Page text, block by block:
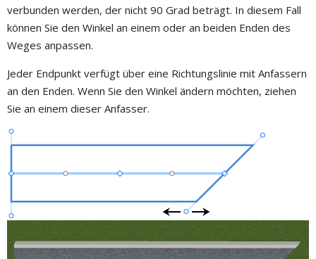
verbunden werden, der nicht 90 Grad beträgt. In diesem Fall
können Sie den Winkel an einem oder an beiden Enden des
Weges anpassen.
Jeder Endpunkt verfügt über eine Richtungslinie mit Anfassern
an den Enden. Wenn Sie den Winkel ändern möchten, ziehen
Sie an einem dieser Anfasser.